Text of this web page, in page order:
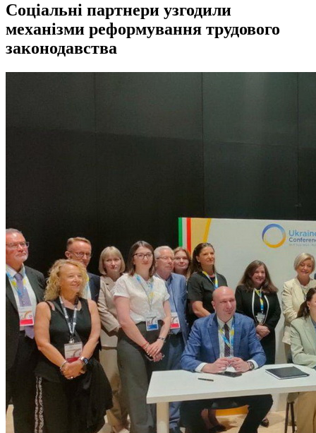
Соціальні партнери узгодили
механізми реформування трудового
законодавства